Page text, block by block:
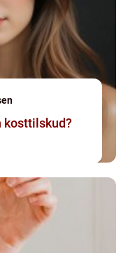
kosttilskud?